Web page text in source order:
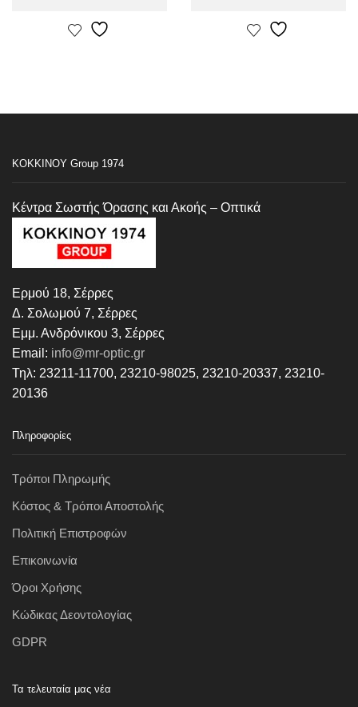
ΚΟΚΚΙΝΟΥ Group 1974
Κέντρα Σωστής Όρασης και Ακοής – Οπτικά
Ερμού 18, Σέρρες
Δ. Σολωμού 7, Σέρρες
Εμμ. Ανδρόνικου 3, Σέρρες
Email: info@mr-optic.gr
Τηλ: 23211-11700, 23210-98025, 23210-20337, 23210-
20136
Πληροφορίες
Τρόποι Πληρωμής
Κόστος & Τρόποι Αποστολής
Πολιτική Επιστροφών
Επικοινωνία
Όροι Χρήσης
Κώδικας Δεοντολογίας
GDPR
Τα τελευταία μας νέα